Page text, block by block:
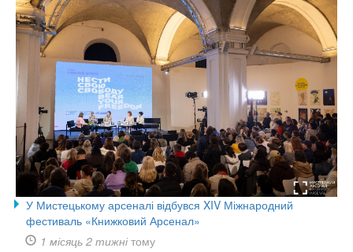
У Мистецькому арсеналі відбувся XIV Міжнародний
фестиваль «Книжковий Арсенал»
1 місяць 2 тижнітому